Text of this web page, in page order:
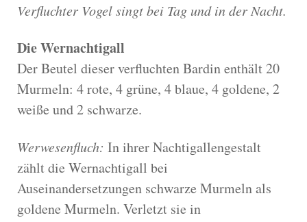
Verfluchter Vogel singt bei Tag und in der Nacht.
Die Wernachtigall
Der Beutel dieser verfluchten Bardin enthält 20
Murmeln: 4 rote, 4 grüne, 4 blaue, 4 goldene, 2
weiße und 2 schwarze.
Werwesenfluch: In ihrer Nachtigallengestalt
zählt die Wernachtigall bei
Auseinandersetzungen schwarze Murmeln als
goldene Murmeln. Verletzt sie in